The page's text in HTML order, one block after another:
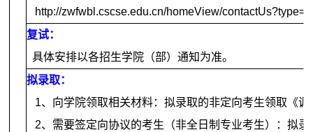
http://zwfwbl.cscse.edu.cn/homeView/
复试：
具体安排以各招生学院（部）通知为准。
拟录取：
1、向学院领取相关材料：拟录取的非定向考生领取《调
2、需要签定向协议的考生（非全日制专业考生）：拟